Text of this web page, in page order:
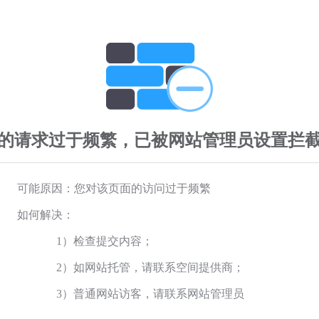
请求过于频繁，已被网站管理员设置拦
可能原因：您对该页面的访问过于频繁
如何解决：
1）检查提交内容；
2）如网站托管，请联系空间提供商；
3）普通网站访客，请联系网站管理员